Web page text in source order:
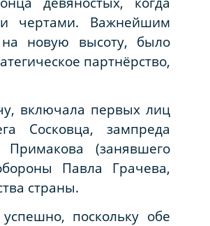
чертами. Важнейшим
на новую высоту, было
партнёрство,
включала первых лиц
Сосковца, зампреда
(занявшего
Павла Грачева,
страны.
поскольку обе